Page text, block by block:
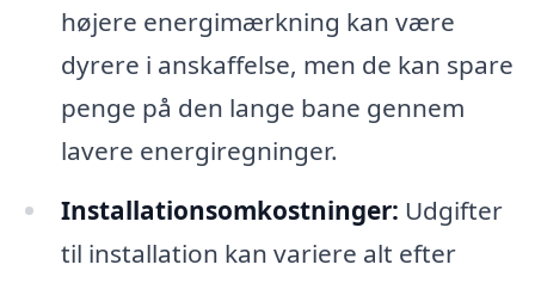
højere energimærkning kan være
dyrere i anskaffelse, men de kan spare
penge på den lange bane gennem
lavere energiregninger.
Installationsomkostninger: Udgifter
til installation kan variere alt efter